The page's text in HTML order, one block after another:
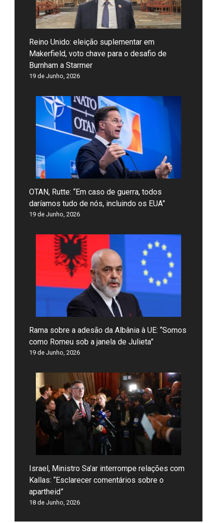
Reino Unido: eleição suplementar em
Makerfield, voto chave para o desafio de
Burnham a Starmer
19 de Junho, 2026
OTAN, Rutte: “Em caso de guerra, todos
daríamos tudo de nós, incluindo os EUA”
19 de Junho, 2026
Rama sobre a adesão da Albânia à UE: “Somos
como Romeu sob a janela de Julieta”
19 de Junho, 2026
Israel, Ministro Sa’ar interrompe relações com
Kallas: “Esclarecer comentários sobre o
apartheid”
18 de Junho, 2026